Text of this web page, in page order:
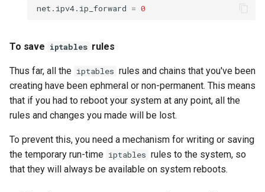
net.ipv4.ip_forward = 0
To save iptables rules
Thus far, all the iptables rules and chains that you've been
creating have been ephmeral or non-permanent. This means
that if you had to reboot your system at any point, all the
rules and changes you made will be lost.
To prevent this, you need a mechanism for writing or saving
the temporary run-time iptables rules to the system, so
that they will always be available on system reboots.